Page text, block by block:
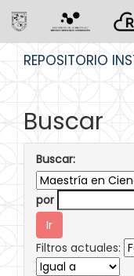
REPOSITORIO
Buscar
Buscar:
por
Filtros actuales: